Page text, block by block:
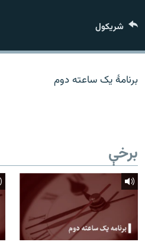
د ازادې اروپا/ ازادي راډيو ټولې پاڼې
شريکول
برنامۀ یک ساعته دوم
برخې